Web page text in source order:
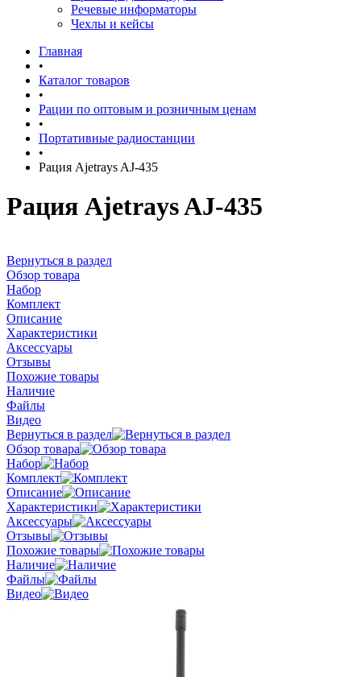
Речевые информаторы
Чехлы и кейсы
Главная
•
Каталог товаров
•
Рации по оптовым и розничным ценам
•
Портативные радиостанции
•
Рация Ajetrays AJ-435
Рация Ajetrays AJ-435
Вернуться в раздел
Обзор товара
Набор
Комплект
Описание
Характеристики
Аксессуары
Отзывы
Похожие товары
Наличие
Файлы
Видео
Вернуться в раздел
Обзор товара
Набор
Комплект
Описание
Характеристики
Аксессуары
Отзывы
Похожие товары
Наличие
Файлы
Видео